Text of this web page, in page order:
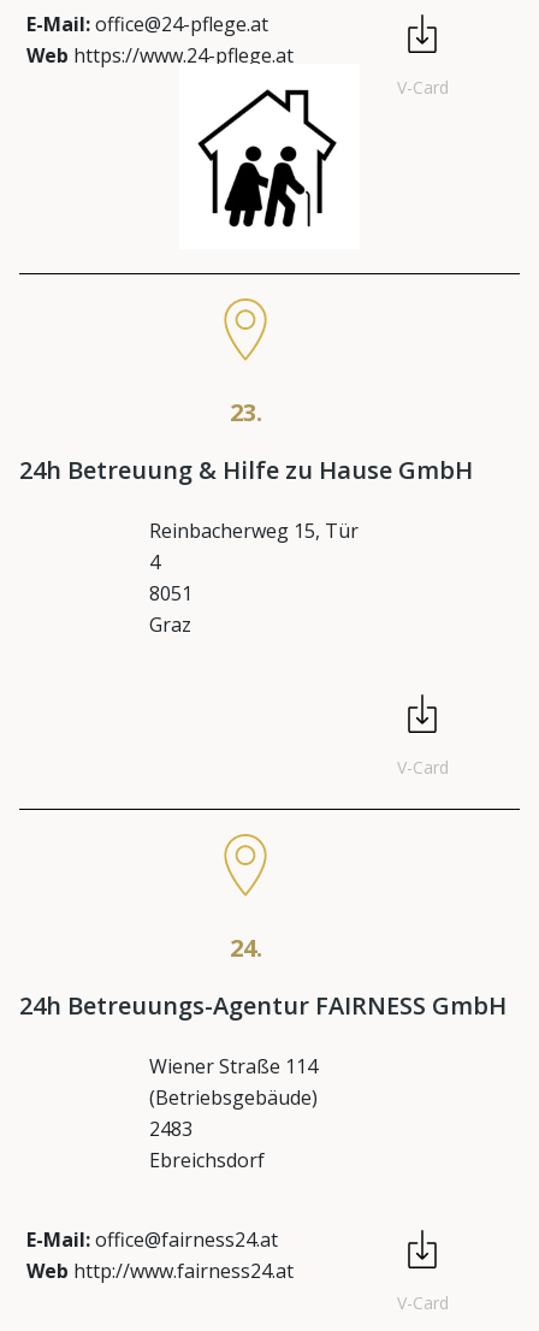
E-Mail:office@24-pflege.at
Web https://www.24-pflege.at
V-Card
23.
24h Betreuung & Hilfe zu Hause GmbH
Reinbacherweg 15, Tür
4
8051
Graz
V-Card
24.
24h Betreuungs-Agentur FAIRNESS GmbH
Wiener Straße 114
(Betriebsgebäude)
2483
Ebreichsdorf
E-Mail:office@fairness24.at
Web http://www.fairness24.at
V-Card